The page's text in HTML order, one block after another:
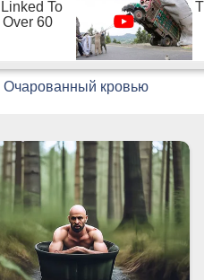
Очарованный кровью